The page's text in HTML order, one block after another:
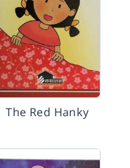
The Red Hanky